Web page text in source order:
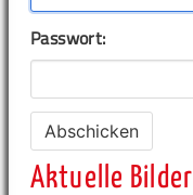
Passwort:
Aktuelle Bilder